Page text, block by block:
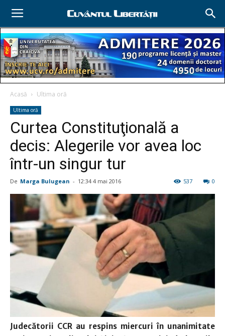
Acasă Ultima oră
Ultima oră
Curtea Constituţională a
decis: Alegerile vor avea loc
într-un singur tur
De Marga Bulugean - 12:34 4 mai 2016 0
537
Judecătorii CCR au respins miercuri în unanimitate